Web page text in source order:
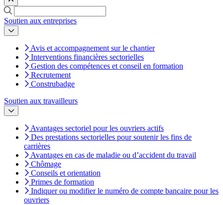
Soutien aux entreprises
Avis et accompagnement sur le chantier
Interventions financières sectorielles
Gestion des compétences et conseil en formation
Recrutement
Construbadge
Soutien aux travailleurs
Avantages sectoriel pour les ouvriers actifs
Des prestations sectorielles pour soutenir les fins de
carrières
Avantages en cas de maladie ou d’accident du travail
Chômage
Conseils et orientation
Primes de formation
Indiquer ou modifier le numéro de compte bancaire pour les
ouvriers